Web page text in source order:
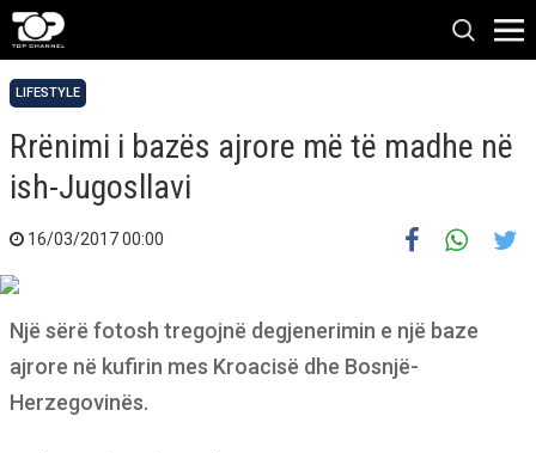
LIFESTYLE
Rrënimi i bazës ajrore më të madhe në
ish-Jugosllavi
16/03/2017 00:00
Një sërë fotosh tregojnë degjenerimin e një baze
ajrore në kufirin mes Kroacisë dhe Bosnjë-
Herzegovinës.